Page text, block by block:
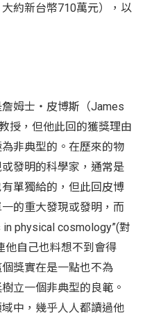
約新台幣710萬元），以
詹姆士‧皮博斯（James
授，但他此回的獲獎理由
非典型的。在歷來的物
發明的科學家，通常是
單獨給的，但此回皮博
的重大發現或發明，而
physical cosmology”(對
他自己也料想不到會得
獎實在是一點也不為
立一個非典型的良範。
中，幾乎人人都讀過他